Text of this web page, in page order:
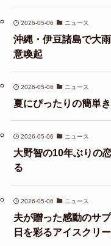
2026-05-06 ニュース
沖縄・伊豆諸島で大
意喚起
2026-05-06 ニュース
夏にぴったりの簡単
2026-05-06 ニュース
大野智の10年ぶりの
る
2026-05-06 ニュース
夫が贈った感動のサ
日を彩るアイスクリ